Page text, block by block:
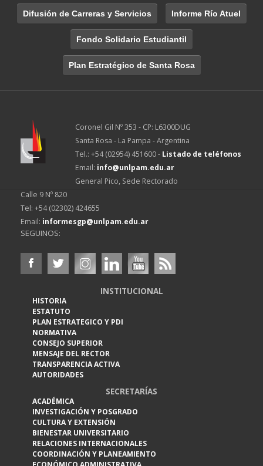
Difusión de Carreras y Servicios Informe Río Atuel
Fondo Solidario Estudiantil
Plan Estratégico de Santa Rosa
Coronel Gil Nº 353 - CP: L6300DUG
Santa Rosa - La Pampa - Argentina
Tel.: +54 (02954) 451600 - Listado de teléfonos
Email: info@unlpam.edu.ar
General Pico, Sede Rectorado
Calle 9 Nº 820
Tel: +54 (02302) 424655
Email: informesgp@unlpam.edu.ar
SEGUINOS:
INSTITUCIONAL
HISTORIA
ESTATUTO
PLAN ESTRATEGICO Y PDI
NORMATIVA
CONSEJO SUPERIOR
MENSAJE DEL RECTOR
TRANSPARENCIA ACTIVA
AUTORIDADES
SECRETARÍAS
ACADÉMICA
INVESTIGACIÓN Y POSGRADO
CULTURA Y EXTENSIÓN
BIENESTAR UNIVERSITARIO
RELACIONES INTERNACIONALES
COORDINACIÓN Y PLANEAMIENTO